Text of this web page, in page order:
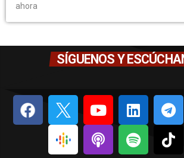
ahora
SÍGUENOS Y